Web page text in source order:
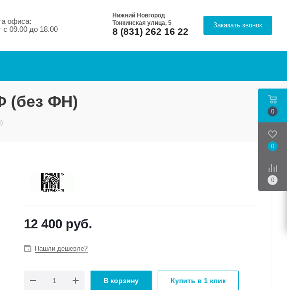
офиса:
с 09.00 до 18.00
Нижний Новгород
Тонкинская улица, 5
8 (831) 262 16 22
Заказать звонок
(без ФН)
12 400 руб.
Нашли дешевле?
В корзину Купить в 1 клик
0
0
0